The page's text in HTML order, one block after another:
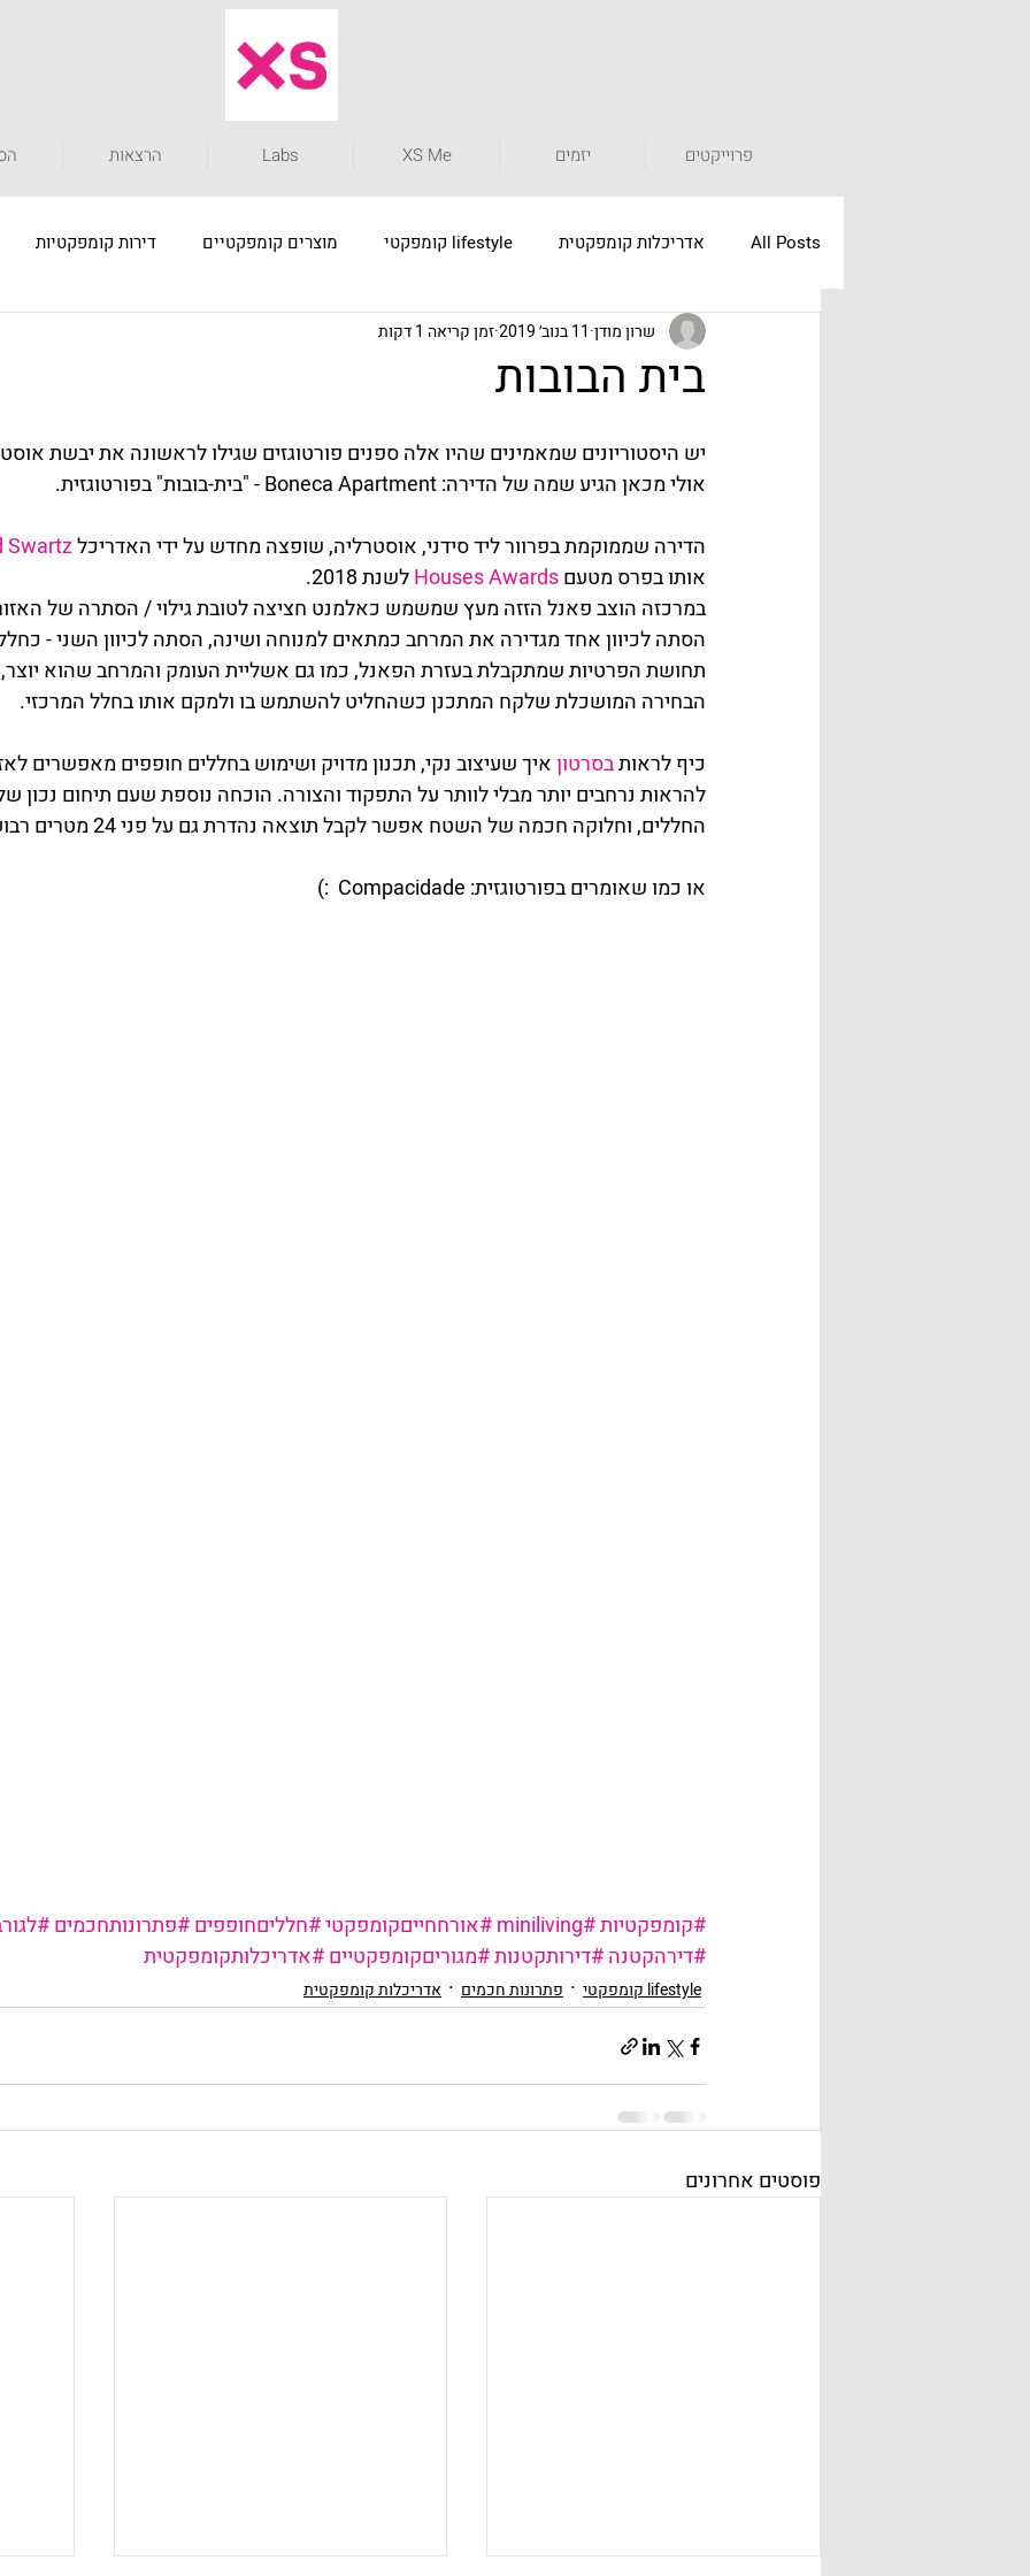
פרוייקטים יזמים XS Me
Labs הרצאות
All Posts אדריכלות קומפקטית lifestyle קומפקטי מוצרים קומפקטיים דירות קומפקטיות
מוצרים קומפקטיים lifestyle קומפקטי אדריכלות קומפקטית
בית הבובות
שרון מודן 11 בנוב׳ 2019 זמן קריאה 1 דקות
יש היסטוריונים שמאמינים שהיו אלה ספנים פורטוגזים שגילו לראשונה את יבשת
אולי מכאן הגיע שמה של הדירה: Boneca Apartment - "בית-בובות" בפורטוגזית.
הדירה שממוקמת בפרוור ליד סידני, אוסטרליה, שופצה מחדש על ידי האדריכל Swartz
אותו בפרס מטעם Houses Awards לשנת 2018.
במרכזה הוצב פאנל הזזה מעץ שמשמש כאלמנט חציצה לטובת גילוי / הסתרה של
הסתה לכיוון אחד מגדירה את המרחב כמתאים למנוחה ושינה, הסתה לכיוון השני -
תחושת הפרטיות שמתקבלת בעזרת הפאנל, כמו גם אשליית העומק והמרחב שהוא
הבחירה המושכלת שלקח המתכנן כשהחליט להשתמש בו ולמקם אותו בחלל המרכזי.
כיף לראות בסרטון איך שעיצוב נקי, תכנון מדויק ושימוש בחללים חופפים מאפשרים
להראות נרחבים יותר מבלי לוותר על התפקוד והצורה. הוכחה נוספת שעם תיחום נכון
החללים, וחלוקה חכמה של השטח אפשר לקבל תוצאה נהדרת גם על פני 24 מטרים רבועים.
או כמו שאומרים בפורטוגזית: Compacidade  :)
#קומפקטיות#miniliving #אורחחייםקומפקטי#חלליםחופפים#פתרונותחכמים
#דירהקטנה#דירותקטנות#מגוריםקומפקטיים#אדריכלותקומפקטית
lifestyle קומפקטי פתרונות חכמים אדריכלות קומפקטית
פוסטים אחרונים